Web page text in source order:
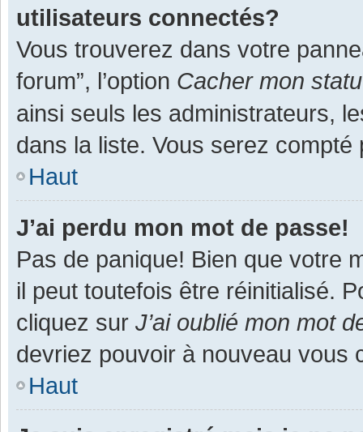
utilisateurs connectés?
Vous trouverez dans votre
forum”, l’option Cacher mon
ainsi seuls les administrateurs,
dans la liste. Vous serez
Haut
J’ai perdu mon mot de passe!
Pas de panique! Bien que votre
il peut toutefois être réinitialisé.
cliquez sur J’ai oublié mon mot
devriez pouvoir à nouveau vous
Haut